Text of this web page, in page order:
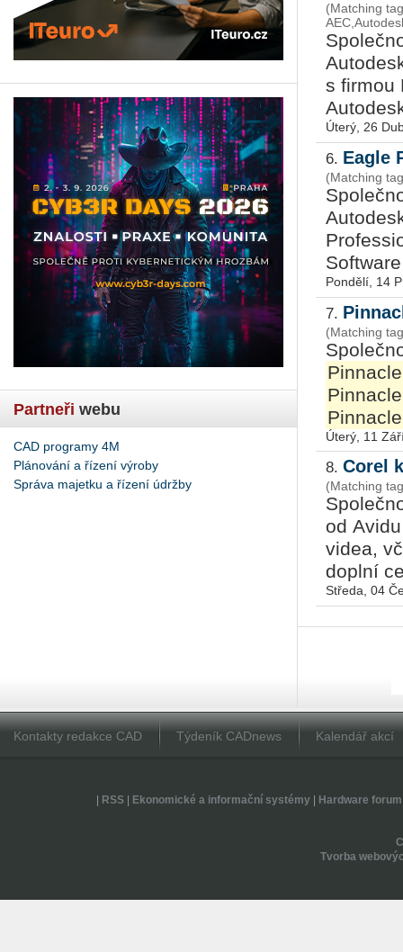
Partneři webu
CAD programy 4M
Plánování a řízení výroby
Správa majetku a řízení údržby
(Matching
s firmou
Úterý, 26
6. Eagle
(Matching
Pondělí, 14
7.
(Matching
Pinnacle
Pinnacle
Pinnacle
Úterý, 11
8. Corel
(Matching
od
videa,
doplní
Středa, 04
Kontakty redakce CAD Týdeník CADnews Kalendář akcí
RSS| Ekonomické a informační systémy| Hardware forum
Tvorba